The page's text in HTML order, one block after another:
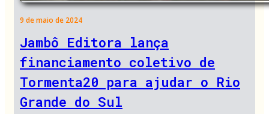
9 de maio de 2024
Jambô Editora lança
financiamento coletivo de
Tormenta20 para ajudar o Rio
Grande do Sul